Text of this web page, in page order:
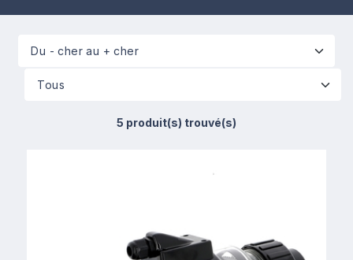
5 produit(s) trouvé(s)